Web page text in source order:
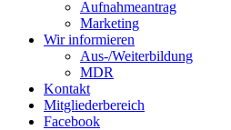
Aufnahmeantrag
Marketing
Wir informieren
Aus-/Weiterbildung
MDR
Kontakt
Mitgliederbereich
Facebook